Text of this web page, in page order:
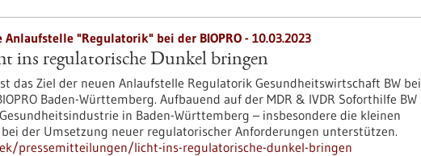
Anlaufstelle "Regulatorik" bei der BIOPRO - 10.03.2023
ins regulatorische Dunkel bringen
das Ziel der neuen Anlaufstelle Regulatorik Gesundheitswirtschaft BW bei
Baden-Württemberg. Aufbauend auf der MDR & IVDR Soforthilfe BW
in Baden-Württemberg – insbesondere die kleinen
der Umsetzung neuer regulatorischer Anforderungen unterstützen.
pressemitteilungen/licht-ins-regulatorische-dunkel-bringen